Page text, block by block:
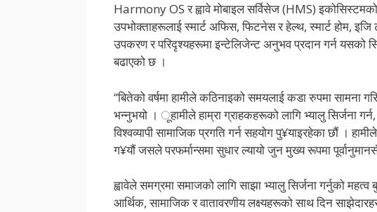
Harmony OS र ह्वावे मोबाइल सर्विसेज (HMS)
उपभोक्ताहरूलाई स्मार्ट अफिस, फिटनेस र हेल्थ, स्मार्ट होम,
उपकरण र परिदृश्यहरूमा इन्टेलिजेन्ट अनुभव प्रदान गर्न यसको
बढाएको छ ।
“बितेको वर्षमा हामीले कठिनाइको समयलाई कडा रुपमा सामना
भन्नुभयो । ूहामीले हाम्रा ग्राहकहरूको लागि भ्यालु सिर्जना
विश्वव्यापी सामाजिक प्रगति गर्न सहयोग पु¥याइरहेका छौं ।
ग¥यौं जसले परफर्मान्समा सुधार ल्यायो जुन मुख्य रूपमा
ह्वावेले समग्रमा समाजको लागि साझा भ्यालु सिर्जना गर्नुको
आर्थिक, सामाजिक र वातावरणीय लक्ष्यहरूको साथ दिन